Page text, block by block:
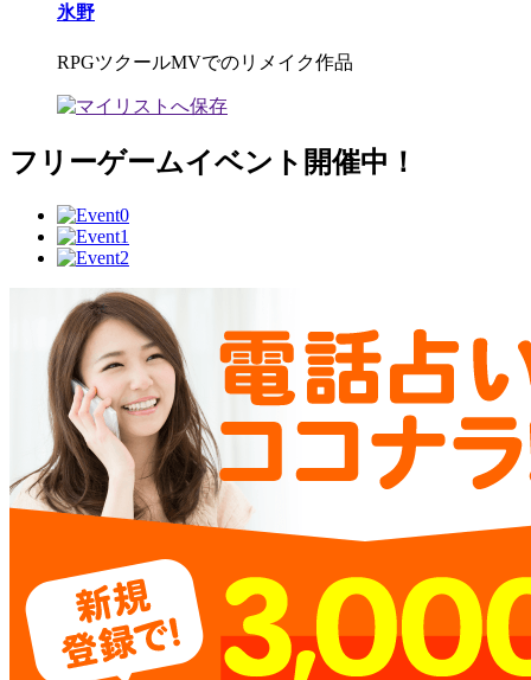
氷野
RPGツクールMVでのリメイク作品
フリーゲームイベント開催中！